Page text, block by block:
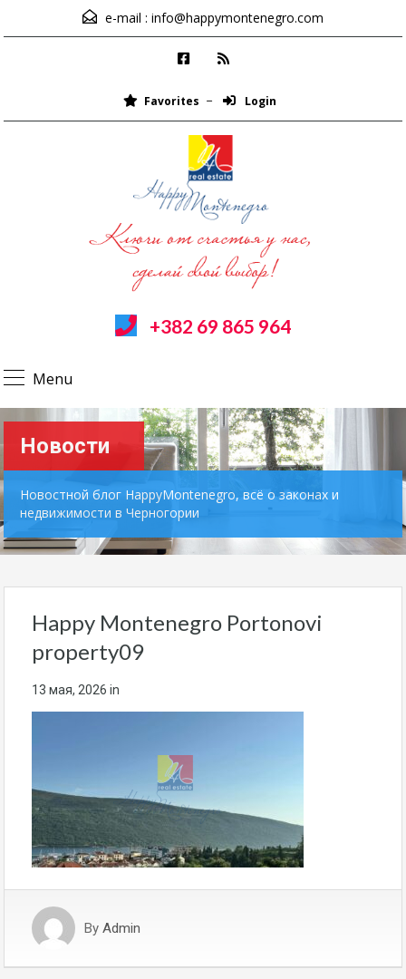
e-mail : info@happymontenegro.com
Favorites Login
+382 69 865 964
Menu
Новости
Новостной блог HappyMontenegro, всё о законах и
недвижимости в Черногории
Happy Montenegro Portonovi
property09
13 мая, 2026 in
By Admin